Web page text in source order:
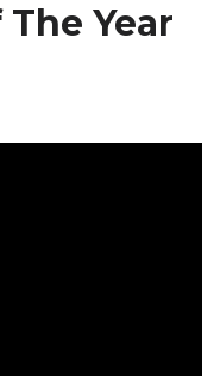
Year